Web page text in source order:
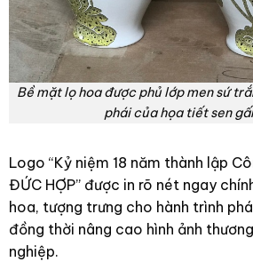
Bề mặt lọ hoa được phủ lớp men sứ
phái của họa tiết sen
Logo “Kỷ niệm 18 năm thành lập
ĐỨC HỢP” được in rõ nét ngay
hoa, tượng trưng cho hành trình
đồng thời nâng cao hình ảnh
nghiệp.